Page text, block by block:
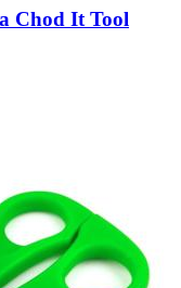
Chod It Tool